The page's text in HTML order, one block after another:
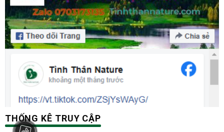
THỐNG KÊ TRUY CẬP